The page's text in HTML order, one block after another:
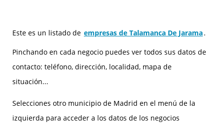
Este es un listado de empresas de Talamanca De Jarama.
Pinchando en cada negocio puedes ver todos sus datos de
contacto: teléfono, dirección, localidad, mapa de
situación...
Selecciones otro municipio de Madrid en el menú de la
izquierda para acceder a los datos de los negocios